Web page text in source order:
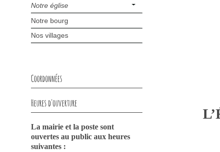
Notre église
Notre bourg
Nos villages
Coordonnées
Heures d'ouverture
La mairie et la poste sont
ouvertes au public aux heures
suivantes :